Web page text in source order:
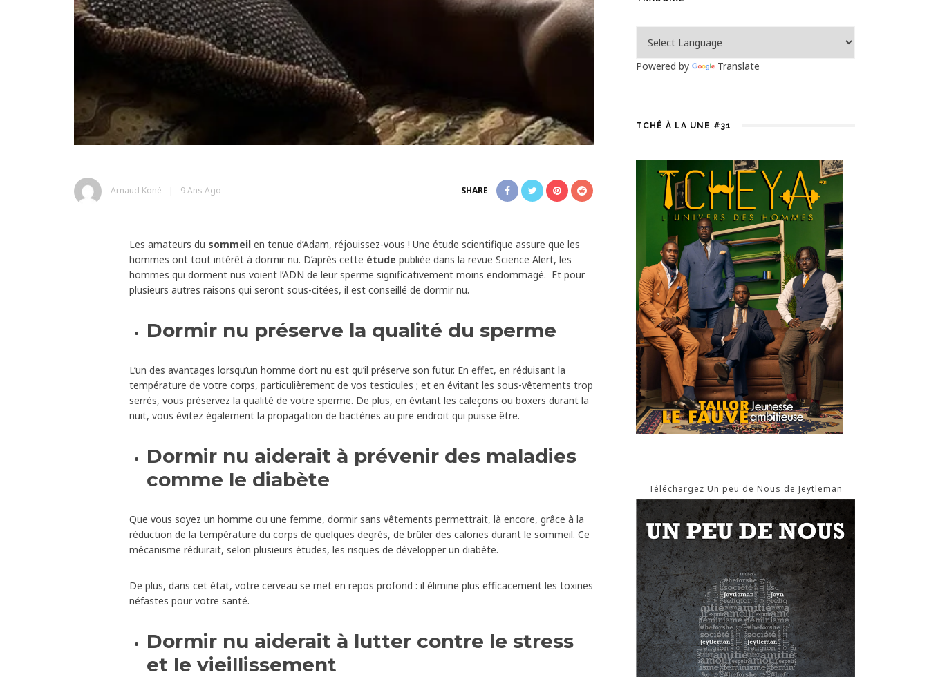
Arnaud Koné 9 Ans Ago SHARE
Les amateurs du sommeil en tenue d’Adam, réjouissez-vous ! Une étude scientifique assure que les
hommes ont tout intérêt à dormir nu. D’après cette étude publiée dans la revue Science Alert, les
hommes qui dorment nus voient l’ADN de leur sperme significativement moins endommagé. Et pour
plusieurs autres raisons qui seront sous-citées, il est conseillé de dormir nu.
Dormir nu préserve la qualité du sperme
L’un des avantages lorsqu’un homme dort nu est qu’il préserve son futur. En effet, en réduisant la
température de votre corps, particulièrement de vos testicules ; et en évitant les sous-vêtements trop
serrés, vous préservez la qualité de votre sperme. De plus, en évitant les caleçons ou boxers durant la
nuit, vous évitez également la propagation de bactéries au pire endroit qui puisse être.
Dormir nu aiderait à prévenir des maladies
comme le diabète
Que vous soyez un homme ou une femme, dormir sans vêtements permettrait, là encore, grâce à la
réduction de la température du corps de quelques degrés, de brûler des calories durant le sommeil. Ce
mécanisme réduirait, selon plusieurs études, les risques de développer un diabète.
De plus, dans cet état, votre cerveau se met en repos profond : il élimine plus efficacement les toxines
néfastes pour votre santé.
Dormir nu aiderait à lutter contre le stress
et le vieillissement
Powered by Translate
TCHÊ À LA UNE #31
Téléchargez Un peu de Nous de Jeytleman